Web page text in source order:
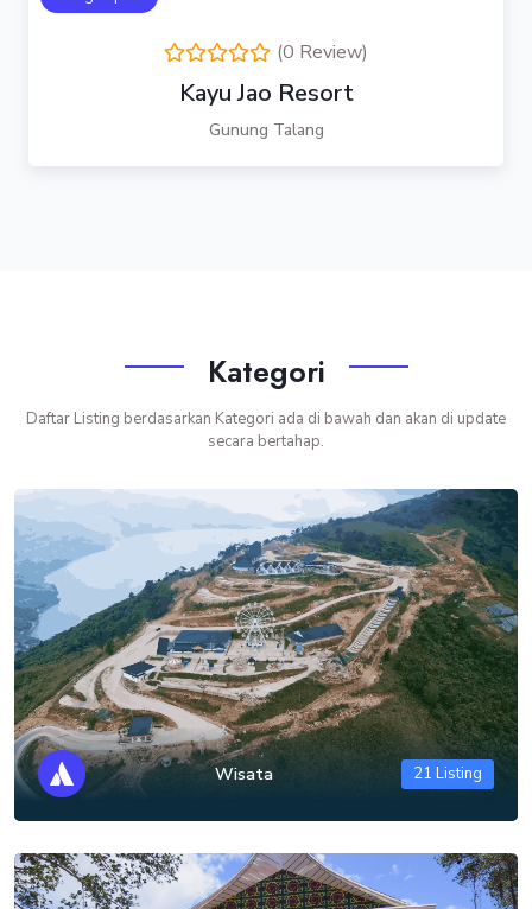
(0 Review)
Kayu Jao Resort
Gunung Talang
Kategori
Daftar Listing berdasarkan Kategori ada di bawah dan akan di update
secara bertahap.
Wisata 21 Listing